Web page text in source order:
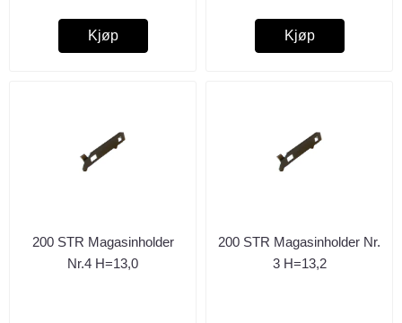
Kjøp Kjøp
200 STR Magasinholder
Nr.4 H=13,0
200 STR Magasinholder Nr.
3 H=13,2